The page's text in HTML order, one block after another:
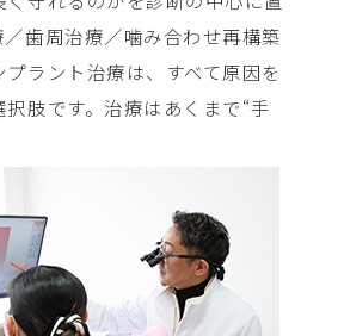
歯周治療／噛み合わせ再構築
ラント治療は、すべて原因を
肢です。治療はあくまで“手